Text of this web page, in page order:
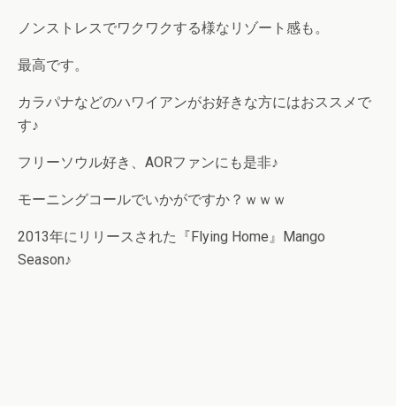
ノンストレスでワクワクする様なリゾート感も。
最高です。
カラパナなどのハワイアンがお好きな方にはおススメで
す♪
フリーソウル好き、AORファンにも是非♪
モーニングコールでいかがですか？ｗｗｗ
2013年にリリースされた『Flying Home』Mango
Season♪